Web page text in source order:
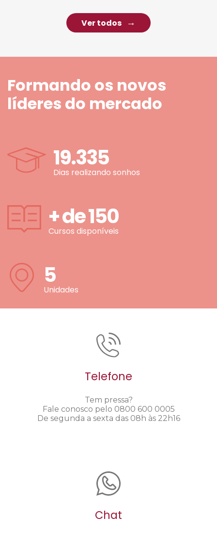
Ver todos
Formando os novos
líderes do mercado
19.335
Dias realizando sonhos
+ de150
Cursos disponíveis
5
Unidades
Telefone
Tem pressa?
Fale conosco pelo 0800 600 0005
De segunda a sexta das 08h às 22h16
Chat